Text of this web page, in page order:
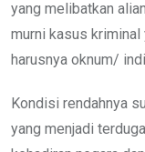
yang melibatkan
murni kasus kriminal
harusnya oknum/
Kondisi rendahnya
yang menjadi